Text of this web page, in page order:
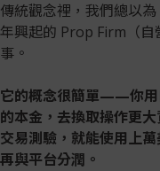
傳統觀念裡，我們總以
年興起的 Prop Firm（自
事。
它的概念很簡單——你用
的本金，去換取操作更
交易測驗，就能使用上
再與平台分潤。